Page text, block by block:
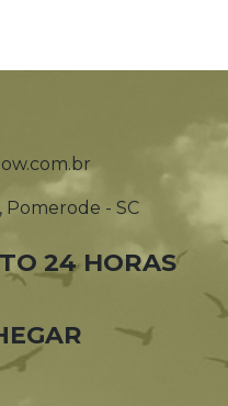
- SC
24 HORAS